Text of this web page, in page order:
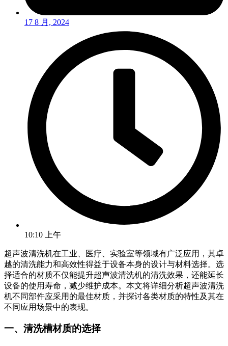
17 8 月, 2024
10:10 上午
超声波清洗机在工业、医疗、实验室等领域有广泛应用，其卓
越的清洗能力和高效性得益于设备本身的设计与材料选择。选
择适合的材质不仅能提升超声波清洗机的清洗效果，还能延长
设备的使用寿命，减少维护成本。本文将详细分析超声波清洗
机不同部件应采用的最佳材质，并探讨各类材质的特性及其在
不同应用场景中的表现。
一、清洗槽材质的选择